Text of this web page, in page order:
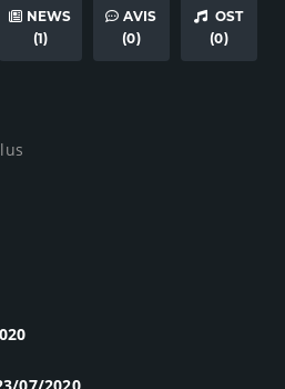
NEWS
(1)
AVIS
(0)
OST
(0)
07/2020